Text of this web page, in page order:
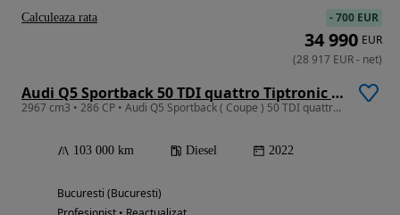
Audi Q5 Sportback 50 TDI quattro Tiptronic MHEV S Line
2967 cm3 • 286 CP • Audi Q5 Sportback ( Coupe ) 50 TDI quattro Tiptronic MHEV S Line
103 000 km Diesel 2022
Bucuresti (Bucuresti)
-700 EUR
34 990 EUR
(28 917 EUR- net)
Calculeaza rata